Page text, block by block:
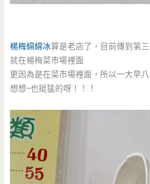
楊梅綿綿冰算是老店了，目前傳到第
就在楊梅菜市場裡面
更因為是在菜市場裡面，所以一大早
想想~也挺猛的呀！！！